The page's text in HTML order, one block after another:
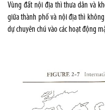
Vùng đất nội địa thì thưa dân và
giữa thành phố và nội địa thì
dự chuyên chú vào các hoạt động